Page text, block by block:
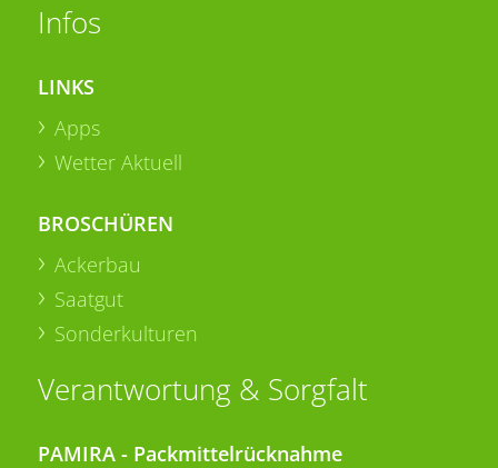
Infos
LINKS
Apps
Wetter Aktuell
BROSCHÜREN
Ackerbau
Saatgut
Sonderkulturen
Verantwortung & Sorgfalt
PAMIRA - Packmittelrücknahme